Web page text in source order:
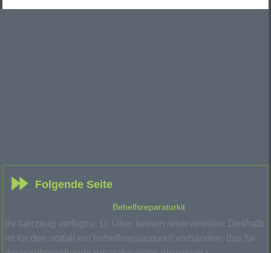
Folgende Seite
Behelfsreparaturkit
Ihr fahrzeug verfügt u. U. Über keinen reservereifen. Deshalb
ist für den notfall ein behelfsreparaturkit vorhanden, das für